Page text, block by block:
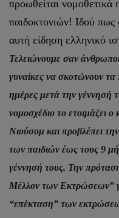
προωθείται νομοθετικά
παιδοκτονιών! Ιδού πως
αυτή είδηση ελληνικό
Τελειώνουμε σαν
γυναίκες να σκοτώνουν τα
ημέρες μετά την γέννησή
νομοσχέδιο το ετοιμάζει
Νιούσομ και προβλέπει
των παιδιών έως τους 9
γέννησή τους. Την
Μέλλον των Εκτρώσεων”
“επέκταση” των